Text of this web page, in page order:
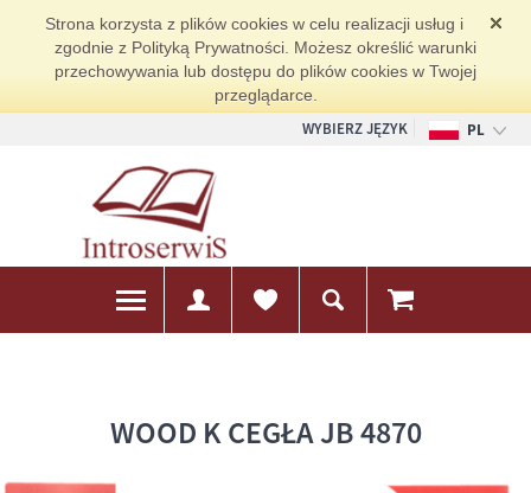
Strona korzysta z plików cookies w celu realizacji usług i
zgodnie z Polityką Prywatności. Możesz określić warunki
przechowywania lub dostępu do plików cookies w Twojej
przeglądarce.
WYBIERZ JĘZYK
PL
WOOD K CEGŁA JB 4870